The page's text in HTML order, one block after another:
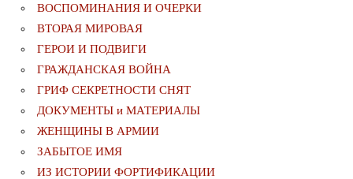
ВОСПОМИНАНИЯ И ОЧЕРКИ
ВТОРАЯ МИРОВАЯ
ГЕРОИ И ПОДВИГИ
ГРАЖДАНСКАЯ ВОЙНА
ГРИФ СЕКРЕТНОСТИ СНЯТ
ДОКУМЕНТЫ и МАТЕРИАЛЫ
ЖЕНЩИНЫ В АРМИИ
ЗАБЫТОЕ ИМЯ
ИЗ ИСТОРИИ ФОРТИФИКАЦИИ